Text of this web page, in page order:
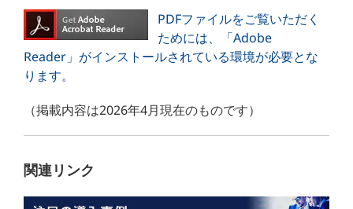
PDFファイルをご覧いただく
ためには、「Adobe
Reader」がインストールされている環境が必要とな
ります。
（掲載内容は2026年4月現在のものです）
関連リンク